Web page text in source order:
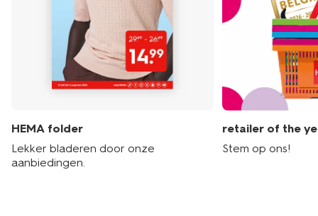
HEMA folder
Lekker bladeren door onze
aanbiedingen.
retailer of the
Stem op ons!